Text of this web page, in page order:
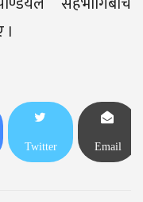
Twitter Email